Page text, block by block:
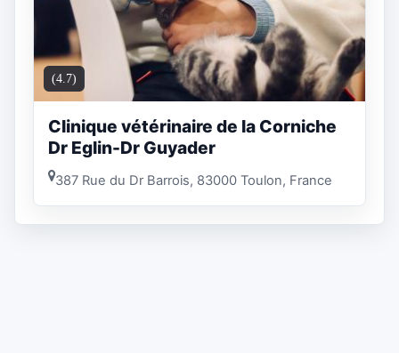
(4.7)
Clinique vétérinaire de la Corniche
Dr Eglin-Dr Guyader
387 Rue du Dr Barrois, 83000 Toulon, France